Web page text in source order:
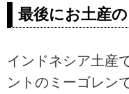
最後にお土産
インドネシア土産
ントのミーゴレン